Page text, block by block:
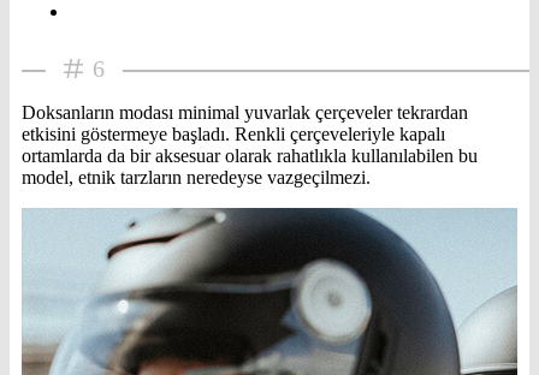
6
Doksanların modası minimal yuvarlak çerçeveler tekrardan
etkisini göstermeye başladı. Renkli çerçeveleriyle kapalı
ortamlarda da bir aksesuar olarak rahatlıkla kullanılabilen bu
model, etnik tarzların neredeyse vazgeçilmezi.